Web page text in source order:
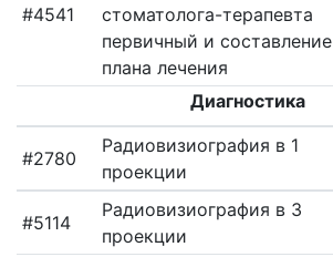
КОСМЕТОЛОГИЯ
ЛАБОРАТОРНЫЕ
ИССЛЕДОВАНИЯ
МЕДИЦИНСКИЕ
ПРОЦЕДУРЫ
#4541
стоматолога-терапевта
первичный и составление
плана лечения
Диагностика
#2780
Радиовизиография в 1
проекции
#5114
Радиовизиография в 3
проекции